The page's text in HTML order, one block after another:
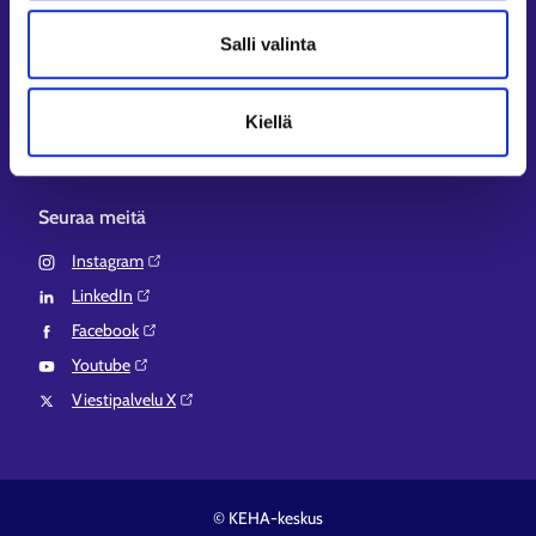
Salli valinta
Kiellä
Work in Finland⁠
Suomi.fi-valtuudet⁠
Seuraa meitä
Instagram⁠
LinkedIn⁠
Facebook⁠
Youtube⁠
Viestipalvelu X⁠
© KEHA-keskus